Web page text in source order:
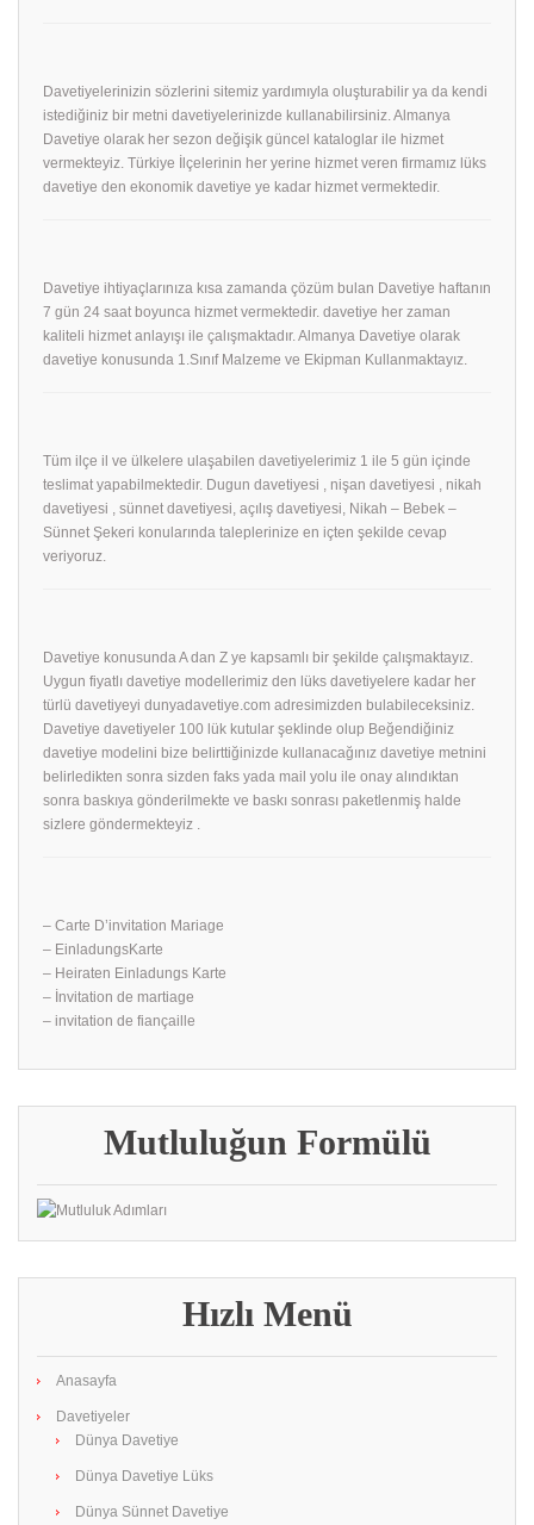
Davetiyelerinizin sözlerini sitemiz yardımıyla oluşturabilir ya da kendi
istediğiniz bir metni davetiyelerinizde kullanabilirsiniz. Almanya
Davetiye olarak her sezon değişik güncel kataloglar ile hizmet
vermekteyiz. Türkiye İlçelerinin her yerine hizmet veren firmamız lüks
davetiye den ekonomik davetiye ye kadar hizmet vermektedir.
Davetiye ihtiyaçlarınıza kısa zamanda çözüm bulan Davetiye haftanın
7 gün 24 saat boyunca hizmet vermektedir. davetiye her zaman
kaliteli hizmet anlayışı ile çalışmaktadır. Almanya Davetiye olarak
davetiye konusunda 1.Sınıf Malzeme ve Ekipman Kullanmaktayız.
Tüm ilçe il ve ülkelere ulaşabilen davetiyelerimiz 1 ile 5 gün içinde
teslimat yapabilmektedir. Dugun davetiyesi , nişan davetiyesi , nikah
davetiyesi , sünnet davetiyesi, açılış davetiyesi, Nikah – Bebek –
Sünnet Şekeri konularında taleplerinize en içten şekilde cevap
veriyoruz.
Davetiye konusunda A dan Z ye kapsamlı bir şekilde çalışmaktayız.
Uygun fiyatlı davetiye modellerimiz den lüks davetiyelere kadar her
türlü davetiyeyi dunyadavetiye.com adresimizden bulabileceksiniz.
Davetiye davetiyeler 100 lük kutular şeklinde olup Beğendiğiniz
davetiye modelini bize belirttiğinizde kullanacağınız davetiye metnini
belirledikten sonra sizden faks yada mail yolu ile onay alındıktan
sonra baskıya gönderilmekte ve baskı sonrası paketlenmiş halde
sizlere göndermekteyiz .
– Carte D’invitation Mariage
– EinladungsKarte
– Heiraten Einladungs Karte
– İnvitation de martiage
– invitation de fiançaille
Mutluluğun Formülü
Hızlı Menü
Anasayfa
Davetiyeler
Dünya Davetiye
Dünya Davetiye Lüks
Dünya Sünnet Davetiye